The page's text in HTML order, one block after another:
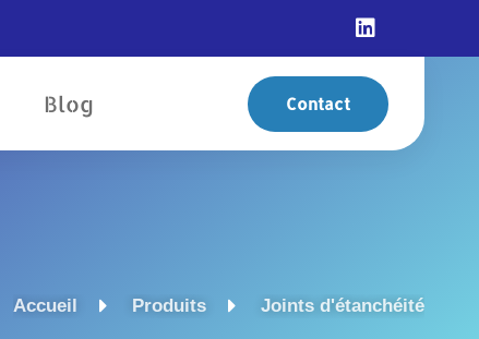
Blog Contact
Accueil Produits Joints d'étanchéité